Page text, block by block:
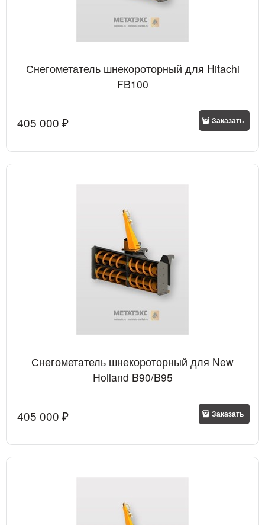
Снегометатель шнекороторный для Hitachi
FB100
405 000 ₽ Заказать
Снегометатель шнекороторный для New
Holland B90/B95
405 000 ₽ Заказать